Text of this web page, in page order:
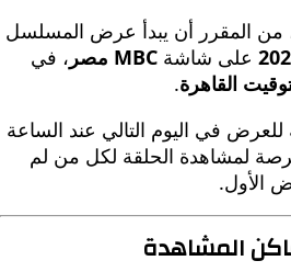
أن يبدأ عرض المسلسل
شاشة MBC مصر
، في
.
اليوم التالي عند الساعة
الحلقة لكل من لم